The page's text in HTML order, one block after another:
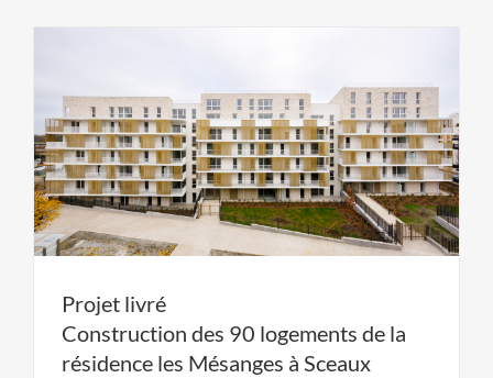
Projet livré
Construction des 90 logements de la
résidence les Mésanges à Sceaux